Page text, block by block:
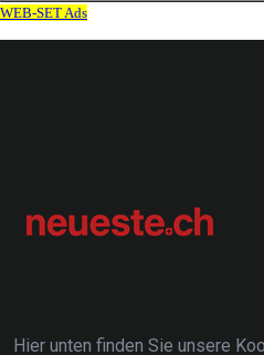
Hier unten finden Sie unsere